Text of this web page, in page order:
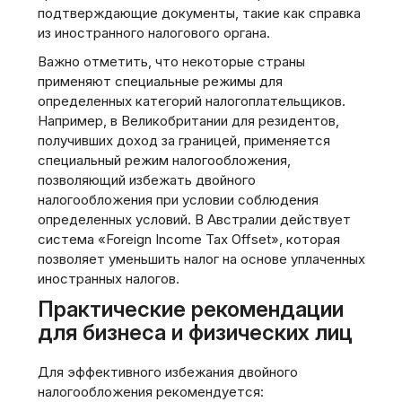
подтверждающие документы, такие как справка
из иностранного налогового органа.
Важно отметить, что некоторые страны
применяют специальные режимы для
определенных категорий налогоплательщиков.
Например, в Великобритании для резидентов,
получивших доход за границей, применяется
специальный режим налогообложения,
позволяющий избежать двойного
налогообложения при условии соблюдения
определенных условий. В Австралии действует
система «Foreign Income Tax Offset», которая
позволяет уменьшить налог на основе уплаченных
иностранных налогов.
Практические рекомендации
для бизнеса и физических лиц
Для эффективного избежания двойного
налогообложения рекомендуется: